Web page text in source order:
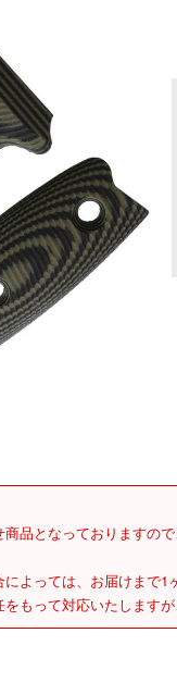
品となっておりますの
よっては、お届けまで1
もって対応いたします